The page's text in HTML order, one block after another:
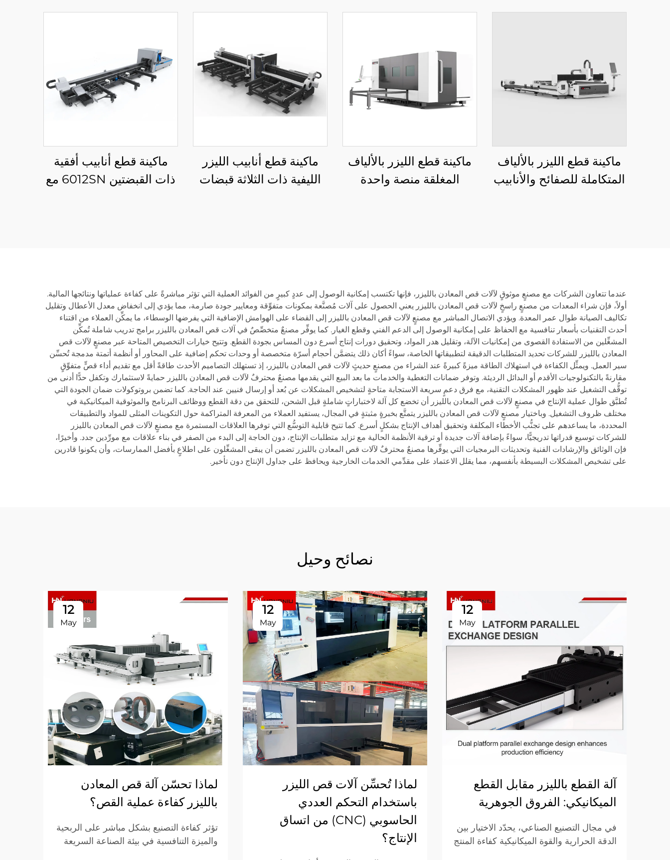
ماكينة قطع الليزر بالألياف
المتكاملة للصفائح والأنابيب
ماكينة قطع الليزر بالألياف
المغلقة منصة واحدة
ماكينة قطع أنابيب الليزر
الليفية ذات الثلاثة قبضات
ماكينة قطع أنابيب أفقية
ذات القبضتين 6012SN مع
عندما تتعاون الشركات مع مصنعٍ موثوقٍ لآلات قص المعادن بالليزر، فإنها تكتسب إمكانية الوصول إلى عددٍ كبيرٍ من الفوائد العملية التي تؤثر مباشرةً على كفاءة عملياتها ونتائجها المالية.
أولاً، فإن شراء المعدات من مصنعٍ راسخٍ لآلات قص المعادن بالليزر يعني الحصول على آلات مُصنَّعة بمكونات متفوِّقة ومعايير جودة صارمة، مما يؤدي إلى انخفاض معدل الأعطال وتقليل
تكاليف الصيانة طوال عمر المعدة. ويؤدي الاتصال المباشر مع مصنعٍ لآلات قص المعادن بالليزر إلى القضاء على الهوامش الإضافية التي يفرضها الوسطاء، ما يمكِّن العملاء من اقتناء
أحدث التقنيات بأسعار تنافسية مع الحفاظ على إمكانية الوصول إلى الدعم الفني وقطع الغيار. كما يوفِّر مصنعٌ متخصِّصٌ في آلات قص المعادن بالليزر برامج تدريب شاملة تُمكِّن
المشغِّلين من الاستفادة القصوى من إمكانيات الآلة، وتقليل هدر المواد، وتحقيق دورات إنتاج أسرع دون المساس بجودة القطع. وتتيح خيارات التخصيص المتاحة عبر مصنعٍ لآلات قص
المعادن بالليزر للشركات تحديد المتطلبات الدقيقة لتطبيقاتها الخاصة، سواءً أكان ذلك يتضمَّن أحجام أسرّة متخصصة أو وحدات تحكم إضافية على المحاور أو أنظمة أتمتة مدمجة تُحسِّن
سير العمل. ويمثِّل الكفاءة في استهلاك الطاقة ميزةً كبيرةً عند الشراء من مصنعٍ حديثٍ لآلات قص المعادن بالليزر، إذ تستهلك التصاميم الأحدث طاقةً أقل مع تقديم أداء قصٍّ متفوِّقٍ
مقارنةً بالتكنولوجيات الأقدم أو البدائل الرديئة. وتوفر ضمانات التغطية والخدمات ما بعد البيع التي يقدمها مصنعٌ محترفٌ لآلات قص المعادن بالليزر حمايةً لاستثمارك وتكفل حدًّا أدنى من
توقُّف التشغيل عند ظهور المشكلات التقنية، مع فرق دعمٍ سريعة الاستجابة متاحةٍ لتشخيص المشكلات عن بُعد أو إرسال فنيين عند الحاجة. كما تضمن بروتوكولات ضمان الجودة التي
تُطبَّق طوال عملية الإنتاج في مصنعٍ لآلات قص المعادن بالليزر أن تخضع كل آلة لاختباراتٍ شاملةٍ قبل الشحن، للتحقق من دقة القطع ووظائف البرنامج والموثوقية الميكانيكية في
مختلف ظروف التشغيل. وباختيار مصنعٍ لآلات قص المعادن بالليزر يتمتَّع بخبرةٍ مثبتةٍ في المجال، يستفيد العملاء من المعرفة المتراكمة حول التكوينات المثلى للمواد والتطبيقات
المحددة، ما يساعدهم على تجنُّب الأخطاء المكلفة وتحقيق أهداف الإنتاج بشكلٍ أسرع. كما تتيح قابلية التوسُّع التي توفرها العلاقات المستمرة مع مصنعٍ لآلات قص المعادن بالليزر
للشركات توسيع قدراتها تدريجيًّا، سواءً بإضافة آلات جديدة أو ترقية الأنظمة الحالية مع تزايد متطلبات الإنتاج، دون الحاجة إلى البدء من الصفر في بناء علاقات مع مورِّدين جدد. وأخيرًا،
فإن الوثائق والإرشادات الفنية وتحديثات البرمجيات التي يوفِّرها مصنعٌ محترفٌ لآلات قص المعادن بالليزر تضمن أن يبقى المشغِّلون على اطلاعٍ بأفضل الممارسات، وأن يكونوا قادرين
على تشخيص المشكلات البسيطة بأنفسهم، مما يقلل الاعتماد على مقدِّمي الخدمات الخارجية ويحافظ على جداول الإنتاج دون تأخير.
نصائح وحيل
12
May
آلة القطع بالليزر مقابل القطع
الميكانيكي: الفروق الجوهرية
في مجال التصنيع الصناعي، يحدّد الاختيار بين
الدقة الحرارية والقوة الميكانيكية كفاءة المنتج
12
May
لماذا تُحسِّن آلات قص الليزر
باستخدام التحكم العددي
الحاسوبي (CNC) من اتساق
الإنتاج؟
12
May
لماذا تحسّن آلة قص المعادن
بالليزر كفاءة عملية القص؟
تؤثر كفاءة التصنيع بشكل مباشر على الربحية
والميزة التنافسية في بيئة الصناعة السريعة